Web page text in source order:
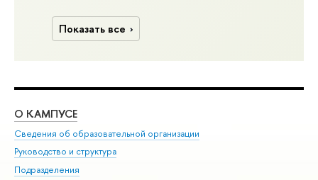
Показать все
О КАМПУСЕ
Сведения об образовательной организации
Руководство и структура
Подразделения